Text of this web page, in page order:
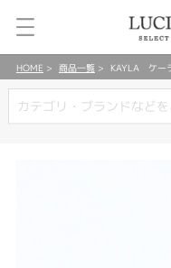
HOME 商品一覧 KAYLA ケー